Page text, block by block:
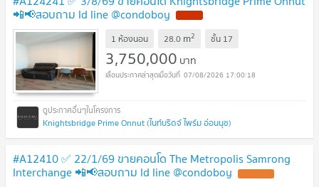
📲📢สอบถาม ld line @condoboy
1 ห้องนอน 28.0 m2 ชั้น 17
3,750,000 บาท
07/08/2026 17:00:18
Knightsbridge Prime Onnut (ไนท์บริดจ์ ไพร์ม อ่อนนุช)
#A12410 ✅ 22/1/69 ขายคอนโด The Metropolis Samrong
Interchange 📲📢สอบถาม ld line @condoboy